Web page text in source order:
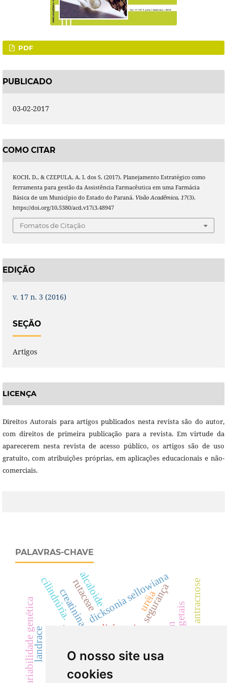
O nosso site usa
cookies
PDF
PUBLICADO
03-02-2017
COMO CITAR
KOCH, D., & CZEPULA, A. I. dos S. (2017). Planejamento Estratégico como
ferramenta para gestão da Assistência Farmacêutica em uma Farmácia
Básica de um Município do Estado do Paraná. Visão Acadêmica, 17(3).
https://doi.org/10.5380/acd.v17i3.48947
Fomatos de Citação
EDIÇÃO
v. 17 n. 3 (2016)
SEÇÃO
Artigos
LICENÇA
Direitos Autorais para artigos publicados nesta revista são do autor,
com direitos de primeira publicação para a revista. Em virtude da
aparecerem nesta revista de acesso público, os artigos são de uso
gratuito, com atribuições próprias, em aplicações educacionais e não-
comerciais.
PALAVRAS-CHAVE
creatinina dicksoniaceae
dicksonia sellowiana
colletotrichum acutatum
acácias
cilindrúria. uréia
hematúria
drogas vegetais
landrace
rutaceae
variabilidade genética antracnose
segurança
alcaloide
cyp